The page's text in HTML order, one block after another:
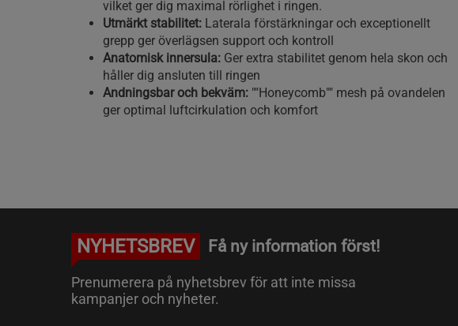
vilket ger dig maximal rörlighet i ringen.
Utmärkt stabilitet: Laterala förstärkningar och exceptionellt
grepp ger överlägsen support och kontroll
Anatomisk innersula: Ger extra stabilitet genom hela skon och
håller dig ansluten till ringen
Andningsbar och bekväm: ""Honeycomb"" mesh på ovandelen
ger optimal luftcirkulation och komfort
NYHETSBREV Få ny information först!
Prenumerera på nyhetsbrev för att inte missa
kampanjer och nyheter.